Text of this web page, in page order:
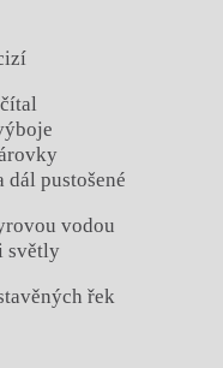
dál pustošené
vodou
světly
řek